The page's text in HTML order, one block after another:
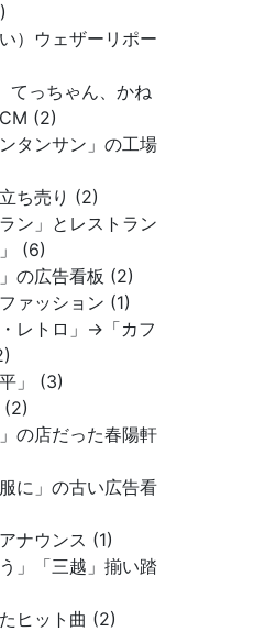
）ウェザーリポー
てっちゃん、かね
(2)
タンサン」の工場
ち売り (2)
ン」とレストラン
(6)
の広告看板 (2)
ァッション (1)
・レトロ」→「カフ
」 (3)
(2)
の店だった春陽軒
に」の古い広告看
ナウンス (1)
」「三越」揃い踏
ヒット曲 (2)